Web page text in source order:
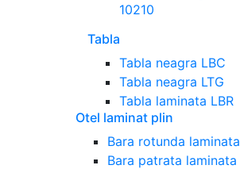
10210
Tabla
Tabla neagra LBC
Tabla neagra LTG
Tabla laminata LBR
Otel laminat plin
Bara rotunda laminata
Bara patrata laminata